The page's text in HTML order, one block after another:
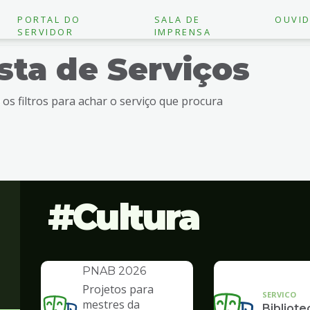
PORTAL DO
SERVIDOR
SALA DE
IMPRENSA
de Serviços
os filtros para achar o serviço que procura
Cultura
INSTITUCIONAL
PNAB 2026
Projetos para
mestres da
SERVICO